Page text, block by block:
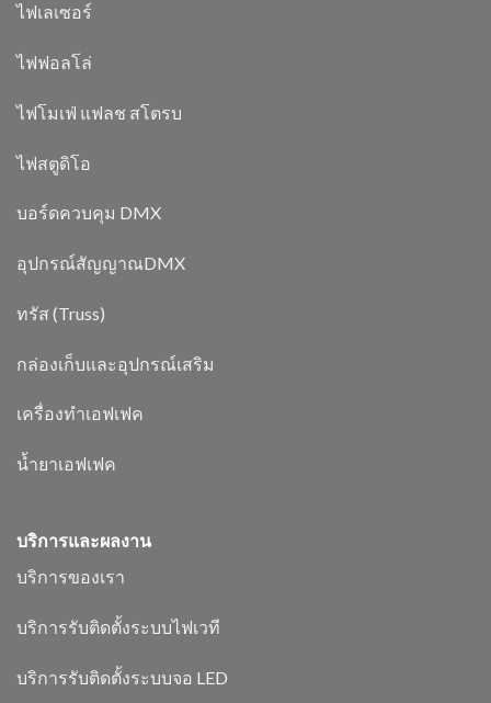
ไฟเลเซอร์
ไฟฟอลโล่
ไฟโมเฟ่ แฟลช สโตรบ
ไฟสตูดิโอ
บอร์ดควบคุม DMX
อุปกรณ์สัญญาณDMX
ทรัส (Truss)
กล่องเก็บและอุปกรณ์เสริม
เครื่องทำเอฟเฟค
น้ำยาเอฟเฟค
บริการและผลงาน
บริการของเรา
บริการรับติดตั้งระบบไฟเวที
บริการรับติดตั้งระบบจอ LED